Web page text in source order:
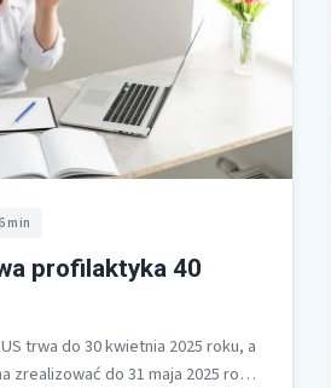
6 min
profilaktyka 40
trwa do 30 kwietnia 2025 roku, a
zrealizować do 31 maja 2025 roku,